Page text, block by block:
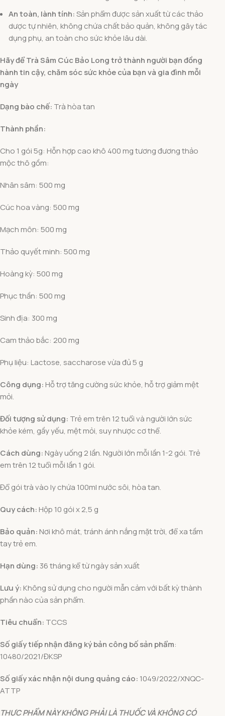
An toàn, lành tính:Sản phẩm được sản xuất từ các thảo
dược tự nhiên, không chứa chất bảo quản, không gây tác
dụng phụ, an toàn cho sức khỏe lâu dài.
Hãy để Trà Sâm Cúc Bảo Long trở thành người bạn đồng
hành tin cậy, chăm sóc sức khỏe của bạn và gia đình mỗi
ngày
Dạng bào chế: Trà hòa tan
Thành phần:
Cho 1 gói 5g: Hỗn hợp cao khô 400 mg tương đương thảo
mộc thô gồm:
Nhân sâm: 500 mg
Cúc hoa vàng: 500 mg
Mạch môn: 500 mg
Thảo quyết minh: 500 mg
Hoàng kỳ: 500 mg
Phục thần: 500 mg
Sinh địa: 300 mg
Cam thảo bắc: 200 mg
Phụ liệu: Lactose, saccharose vừa đủ 5 g
Công dụng: Hỗ trợ tăng cường sức khỏe, hỗ trợ giảm mệt
mỏi.
Đối tượng sử dụng: Trẻ em trên 12 tuổi và người lớn sức
khỏe kém, gầy yếu, mệt mỏi, suy nhược cơ thể.
Cách dùng: Ngày uống 2 lần. Người lớn mỗi lần 1-2 gói. Trẻ
em trên 12 tuổi mỗi lần 1 gói.
Đổ gói trà vào ly chứa 100ml nước sôi, hòa tan.
Quy cách: Hộp 10 gói x 2,5 g
Bảo quản: Nơi khô mát, tránh ánh nắng mặt trời, để xa tầm
tay trẻ em.
Hạn dùng: 36 tháng kể từ ngày sản xuất
Lưu ý: Không sử dụng cho người mẫn cảm với bất kỳ thành
phần nào của sản phẩm.
Tiêu chuẩn: TCCS
Số giấy tiếp nhận đăng ký bản công bố sản phẩm:
10480/2021/ĐKSP
Số giấy xác nhận nội dung quảng cáo: 1049/2022/XNQC-
ATTP
THỰC PHẨM NÀY KHÔNG PHẢI LÀ THUỐC VÀ KHÔNG CÓ